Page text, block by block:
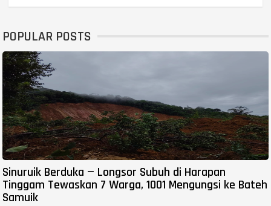
POPULAR POSTS
Sinuruik Berduka — Longsor Subuh di Harapan
Tinggam Tewaskan 7 Warga, 1001 Mengungsi ke Bateh
Samuik